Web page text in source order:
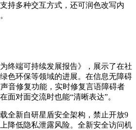
持多种交互方式，还可润色改写内
终端可持续发展报告》，展示了在社
色环保等领域的进展。在信息无障碍
音修复功能，实时修复言语障碍者
面对面交流时也能“清晰表达”。
全新自研星盾安全架构，禁止开放9
降低隐私泄露风险。全新安全访问机